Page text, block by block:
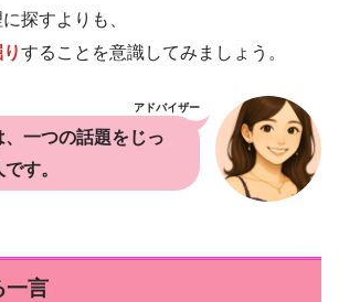
探すよりも、
することを意識してみましょう。
アドバイザー
一つの話題をじっ
す。
一言